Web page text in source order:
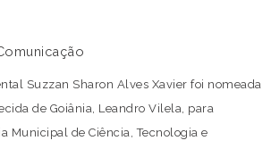
Suzzan Sharon Alves Xavier foi nomeada
de Goiânia, Leandro Vilela, para
Municipal de Ciência, Tecnologia e